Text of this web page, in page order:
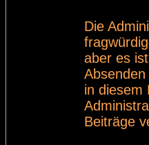
Die
aber es
in diesem
Beiträge